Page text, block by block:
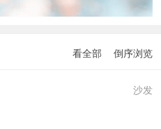
看全部 倒序浏览
沙发